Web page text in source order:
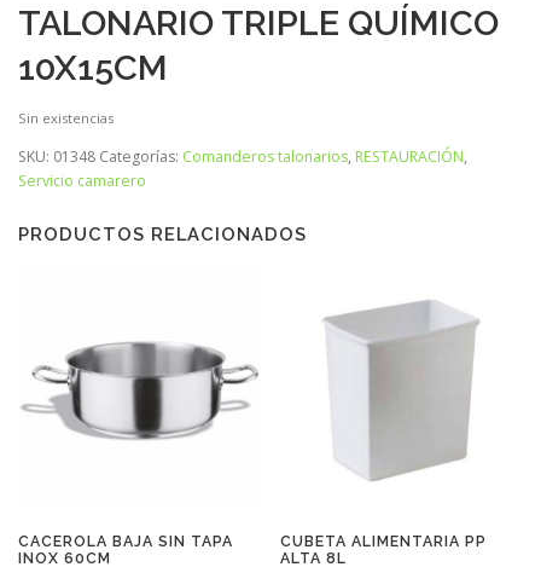
TALONARIO TRIPLE QUÍMICO
10X15CM
Sin existencias
SKU: 01348 Categorías: Comanderos talonarios, RESTAURACIÓN,
Servicio camarero
PRODUCTOS RELACIONADOS
CACEROLA BAJA SIN TAPA
INOX 60CM
CUBETA ALIMENTARIA PP
ALTA 8L